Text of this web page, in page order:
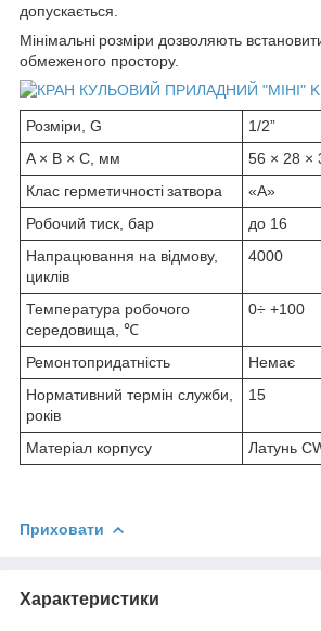
допускається.
Мінімальні розміри дозволяють
обмеженого простору.
Розміри, G
1/2”
A × B × C, мм
56 × 28 ×
Клас герметичності затвора
«А»
Робочий тиск, бар
до 16
Напрацювання на відмову,
циклів
4000
Температура робочого
середовища, ℃
0÷ +100
Ремонтопридатність
Немає
Нормативний термін служби,
років
15
Матеріал корпусу Латунь
Приховати
Характеристики